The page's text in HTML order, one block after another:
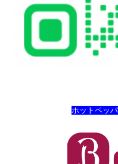
ホットペッ